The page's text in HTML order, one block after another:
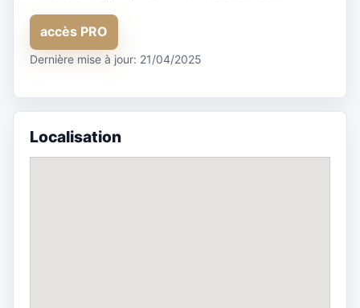
accès PRO
Dernière mise à jour: 21/04/2025
Localisation